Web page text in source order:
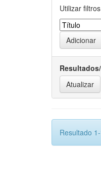
Utilizar
Resultado